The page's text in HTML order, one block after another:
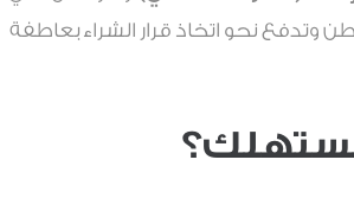
وتدفع نحو اتخاذ قرار الشراء بعاطفة